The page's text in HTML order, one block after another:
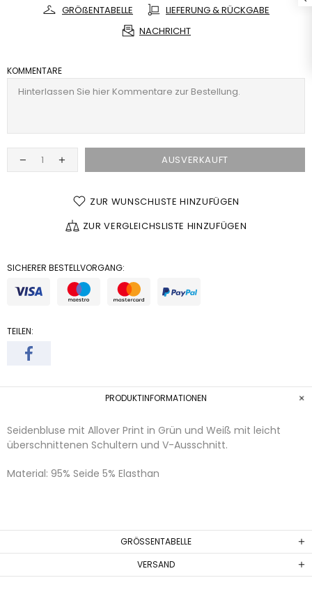
GRÖßENTABELLE
LIEFERUNG & RÜCKGABE
NACHRICHT
KOMMENTARE
AUSVERKAUFT
ZUR WUNSCHLISTE HINZUFÜGEN
ZUR VERGLEICHSLISTE HINZUFÜGEN
SICHERER BESTELLVORGANG:
TEILEN:
PRODUKTINFORMATIONEN
Seidenbluse mit Allover Print in Grün und Weiß mit leicht
überschnittenen Schultern und V-Ausschnitt.
Material: 95% Seide 5% Elasthan
GRÖSSENTABELLE
VERSAND